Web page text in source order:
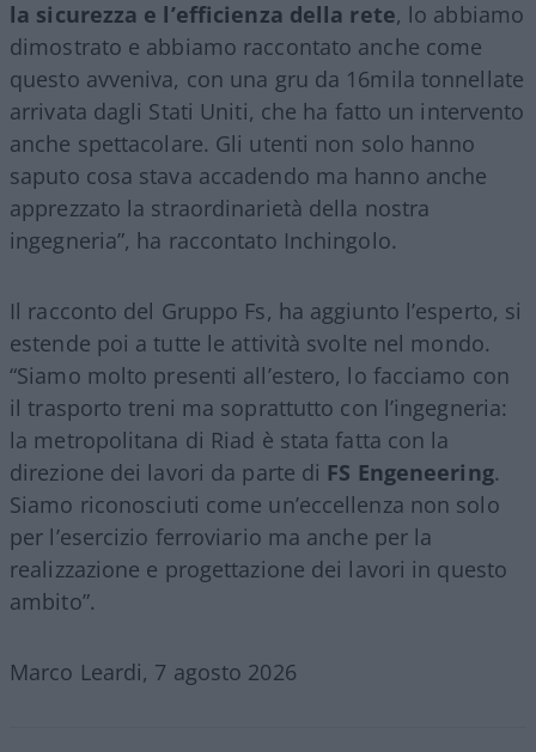
la sicurezza e l’efficienza della rete, lo abbiamo
dimostrato e abbiamo raccontato anche come
questo avveniva, con una gru da 16mila tonnellate
arrivata dagli Stati Uniti, che ha fatto un intervento
anche spettacolare. Gli utenti non solo hanno
saputo cosa stava accadendo ma hanno anche
apprezzato la straordinarietà della nostra
ingegneria”, ha raccontato Inchingolo.
Il racconto del Gruppo Fs, ha aggiunto l’esperto, si
estende poi a tutte le attività svolte nel mondo.
“Siamo molto presenti all’estero, lo facciamo con
il trasporto treni ma soprattutto con l’ingegneria:
la metropolitana di Riad è stata fatta con la
direzione dei lavori da parte di FS Engeneering.
Siamo riconosciuti come un’eccellenza non solo
per l’esercizio ferroviario ma anche per la
realizzazione e progettazione dei lavori in questo
ambito”.
Marco Leardi, 7 agosto 2026